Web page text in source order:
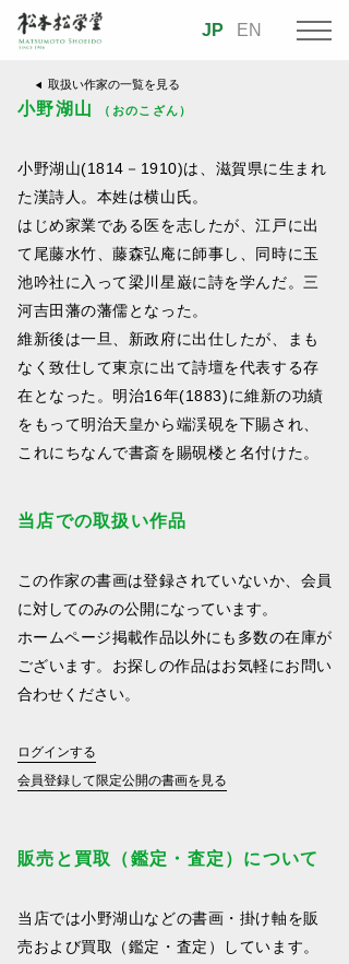
JP EN
取扱い作家の一覧を見る
小野湖山 （おのこざん）
小野湖山(1814－1910)は、滋賀県に生まれ
た漢詩人。本姓は横山氏。
はじめ家業である医を志したが、江戸に出
て尾藤水竹、藤森弘庵に師事し、同時に玉
池吟社に入って梁川星巌に詩を学んだ。三
河吉田藩の藩儒となった。
維新後は一旦、新政府に出仕したが、まも
なく致仕して東京に出て詩壇を代表する存
在となった。明治16年(1883)に維新の功績
をもって明治天皇から端渓硯を下賜され、
これにちなんで書斎を賜硯楼と名付けた。
当店での取扱い作品
この作家の書画は登録されていないか、会員
に対してのみの公開になっています。
ホームページ掲載作品以外にも多数の在庫が
ございます。お探しの作品はお気軽にお問い
合わせください。
ログインする
会員登録して限定公開の書画を見る
販売と買取（鑑定・査定）について
当店では小野湖山などの書画・掛け軸を販
売および買取（鑑定・査定）しています。